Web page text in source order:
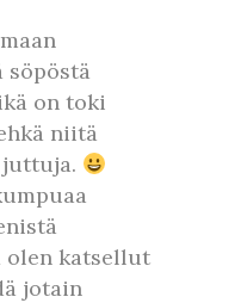
söpöstä
on toki
niitä
olen katsellut
jotain